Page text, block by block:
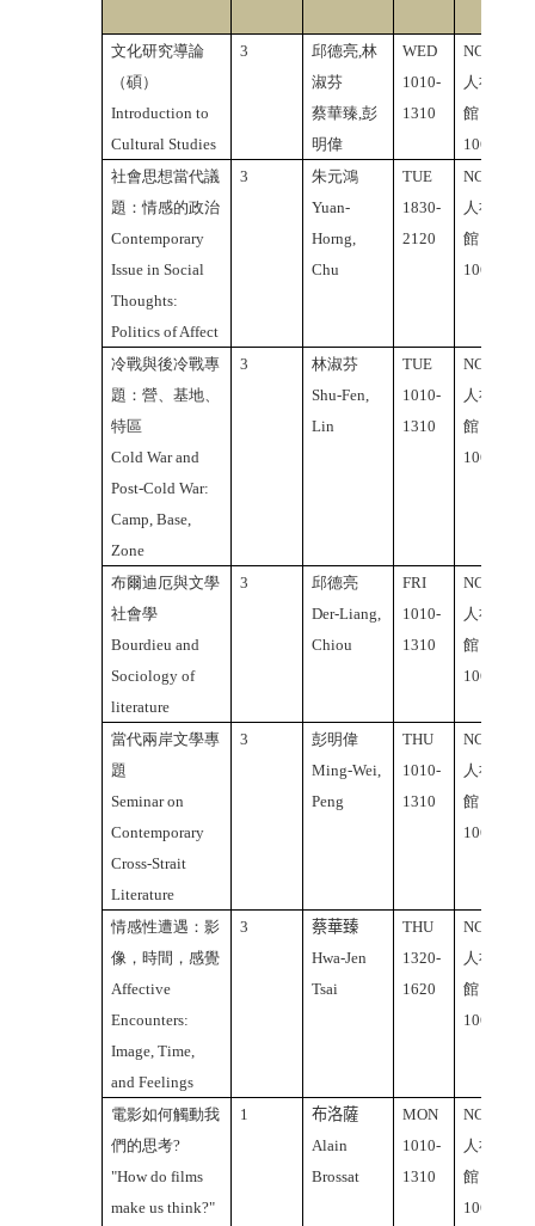
文化研究導論
（碩）
Introduction to
Cultural Studies
3
邱德亮,林
淑芬
蔡華臻,彭
明偉
WED
1010-
1310
NCTU
人社2
館
106A
社會思想當代議
題：情感的政治
Contemporary
Issue in Social
Thoughts:
Politics of Affect
3
朱元鴻
Yuan-
Horng,
Chu
TUE
1830-
2120
NCTU
人社2
館
106A
冷戰與後冷戰專
題：營、基地、
特區
Cold War and
Post-Cold War:
Camp, Base,
Zone
3
林淑芬
Shu-Fen,
Lin
TUE
1010-
1310
NCTU
人社2
館
106A
布爾迪厄與文學
社會學
Bourdieu and
Sociology of
literature
3
邱德亮
Der-Liang,
Chiou
FRI
1010-
1310
NCTU
人社2
館
106A
當代兩岸文學專
題
Seminar on
Contemporary
Cross-Strait
Literature
3
彭明偉
Ming-Wei,
Peng
THU
1010-
1310
NCTU
人社2
館
106A
情感性遭遇：影
像，時間，感覺
Affective
Encounters:
Image, Time,
and Feelings
3
蔡華臻
Hwa-Jen
Tsai
THU
1320-
1620
NCTU
人社2
館
106A
電影如何觸動我
們的思考?
"How do films
make us think?"
1
布洛薩
Alain
Brossat
MON
1010-
1310
NCTU
人社2
館
106A